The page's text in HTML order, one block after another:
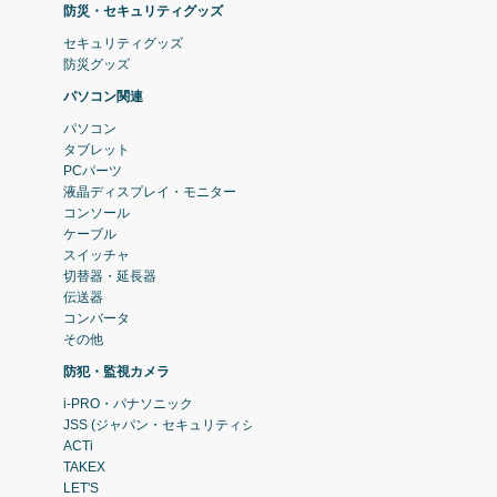
防災・セキュリティグッズ
セキュリティグッズ
防災グッズ
パソコン関連
パソコン
タブレット
PCパーツ
液晶ディスプレイ・モニター
コンソール
ケーブル
スイッチャ
切替器・延長器
伝送器
コンバータ
その他
防犯・監視カメラ
i-PRO・パナソニック
JSS (ジャパン・セキュリティシステム)
ACTi
TAKEX
LET'S